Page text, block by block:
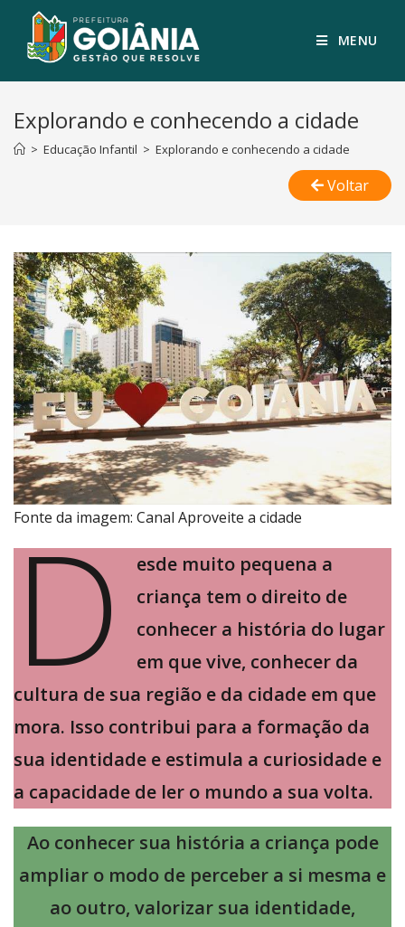
MENU
Explorando e conhecendo a cidade
> Educação Infantil > Explorando e conhecendo a cidade
Voltar
Fonte da imagem: Canal Aproveite a cidade
D
esde muito pequena a
criança tem o direito de
conhecer a história do lugar
em que vive, conhecer da
cultura de sua região e da cidade em que
mora. Isso contribui para a formação da
sua identidade e estimula a curiosidade e
a capacidade de ler o mundo a sua volta.
Ao conhecer sua história a criança pode
ampliar o modo de perceber a si mesma e
ao outro, valorizar sua identidade,